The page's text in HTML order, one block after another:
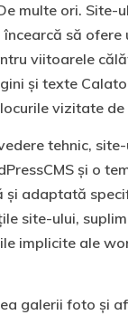
multe ori. Site-
să ofere
viitoarele
și texte
vizitate
tehnic,
și o
și adaptată
site-ului,
implicite ale
galerii foto și